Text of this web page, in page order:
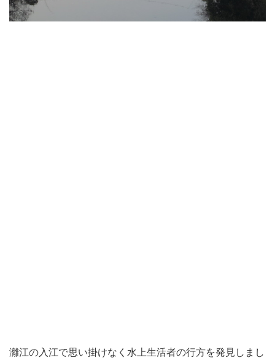
灕江の入江で思い掛けなく水上生活者の行方を発見しまし